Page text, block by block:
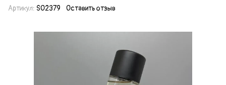
Артикул: SO2379 Оставить отзыв